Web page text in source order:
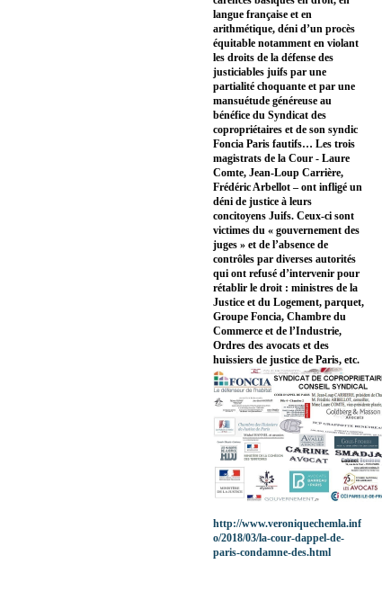
langue française et en
arithmétique, déni d’un procès
équitable notamment en violant
les droits de la défense des
justiciables juifs par une
partialité choquante et par une
mansuétude généreuse au
bénéfice du Syndicat des
copropriétaires et de son syndic
Foncia Paris fautifs… Les trois
magistrats de la Cour - Laure
Comte, Jean-Loup Carrière,
Frédéric Arbellot – ont infligé un
déni de justice à leurs
concitoyens Juifs. Ceux-ci sont
victimes du « gouvernement des
juges » et de l’absence de
contrôles par diverses autorités
qui ont refusé d’intervenir pour
rétablir le droit : ministres de la
Justice et du Logement, parquet,
Groupe Foncia, Chambre du
Commerce et de l’Industrie,
Ordres des avocats et des
huissiers de justice de Paris, etc.
http://www.veroniquechemla.inf
o/2018/03/la-cour-dappel-de-
paris-condamne-des.html